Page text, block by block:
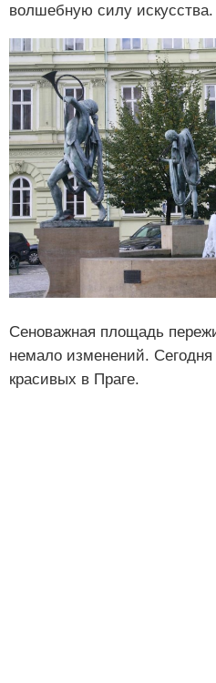
волшебную силу искусства.
Сеноважная площадь
немало изменений.
красивых в Праге.